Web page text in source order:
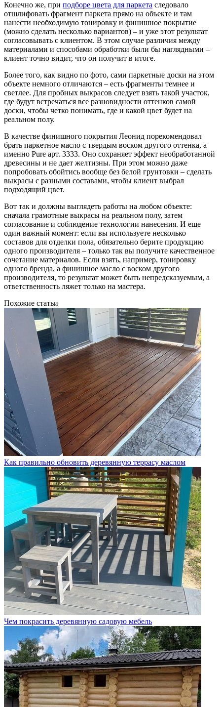
Конечно же, при подборе цвета для паркета следовало
отшлифовать фрагмент паркета прямо на объекте и там
нанести необходимую тонировку и финишное покрытие
(можно сделать несколько вариантов) – и уже этот результат
согласовывать с клиентом. В этом случае различия между
материалами и способами обработки были бы наглядными –
клиент точно видит, что он получит в итоге.
Более того, как видно по фото, сами паркетные доски на этом
объекте немного отличаются – есть фрагменты темнее и
светлее. Для пробных выкрасов следует взять такой участок,
где будут встречаться все разновидности оттенков самой
доски, чтобы четко понимать, где и какой цвет будет на
реальном полу.
В качестве финишного покрытия Леонид порекомендовал
брать паркетное масло с твердым воском другого оттенка, а
именно Pure арт. 3333. Оно сохраняет эффект необработанной
древесины и не дает желтизны. При этом можно даже
попробовать обойтись вообще без белой грунтовки – сделать
выкрасы с разными составами, чтобы клиент выбрал
подходящий цвет.
Вот так и должны выглядеть работы на любом объекте:
сначала грамотные выкрасы на реальном полу, затем
согласование и соблюдение технологии нанесения. И еще
один важный момент: если вы используете несколько
составов для отделки пола, обязательно берите продукцию
одного производителя – только так вы получите качественное
сочетание материалов. Если взять, например, тонировку
одного бренда, а финишное масло с воском другого
производителя, то результат может быть непредсказуемым, а
ответственность ляжет только на мастера.
Похожие статьи
Как правильно обновить деревянную террасу маслом
Чем покрасить деревянную садовую мебель